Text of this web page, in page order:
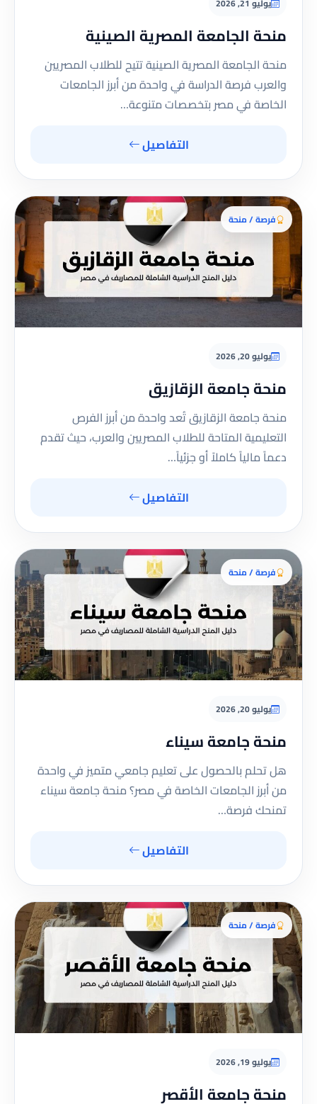
يوليو 21, 2026
منحة الجامعة المصرية الصينية
منحة الجامعة المصرية الصينية تتيح للطلاب المصريين
والعرب فرصة الدراسة في واحدة من أبرز الجامعات
الخاصة في مصر بتخصصات متنوعة…
التفاصيل
فرصة / منحة
يوليو 20, 2026
منحة جامعة الزقازيق
منحة جامعة الزقازيق تُعد واحدة من أبرز الفرص
التعليمية المتاحة للطلاب المصريين والعرب، حيث تقدم
دعماً مالياً كاملاً أو جزئياً…
التفاصيل
فرصة / منحة
يوليو 20, 2026
منحة جامعة سيناء
هل تحلم بالحصول على تعليم جامعي متميز في واحدة
من أبرز الجامعات الخاصة في مصر؟ منحة جامعة سيناء
تمنحك فرصة…
التفاصيل
فرصة / منحة
يوليو 19, 2026
منحة جامعة الأقصر